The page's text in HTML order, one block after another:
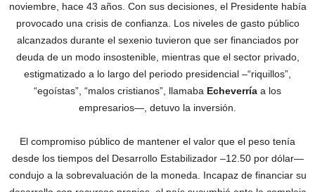
noviembre, hace 43 años. Con sus decisiones, el Presidente había
provocado una crisis de confianza. Los niveles de gasto público
alcanzados durante el sexenio tuvieron que ser financiados por
deuda de un modo insostenible, mientras que el sector privado,
estigmatizado a lo largo del periodo presidencial –“riquillos”,
“egoístas”, “malos cristianos”, llamaba Echeverría a los
empresarios—, detuvo la inversión.
El compromiso público de mantener el valor que el peso tenía
desde los tiempos del Desarrollo Estabilizador –12.50 por dólar—
condujo a la sobrevaluación de la moneda. Incapaz de financiar su